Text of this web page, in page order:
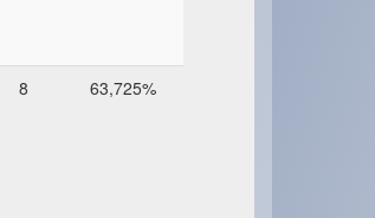
8 63,725%